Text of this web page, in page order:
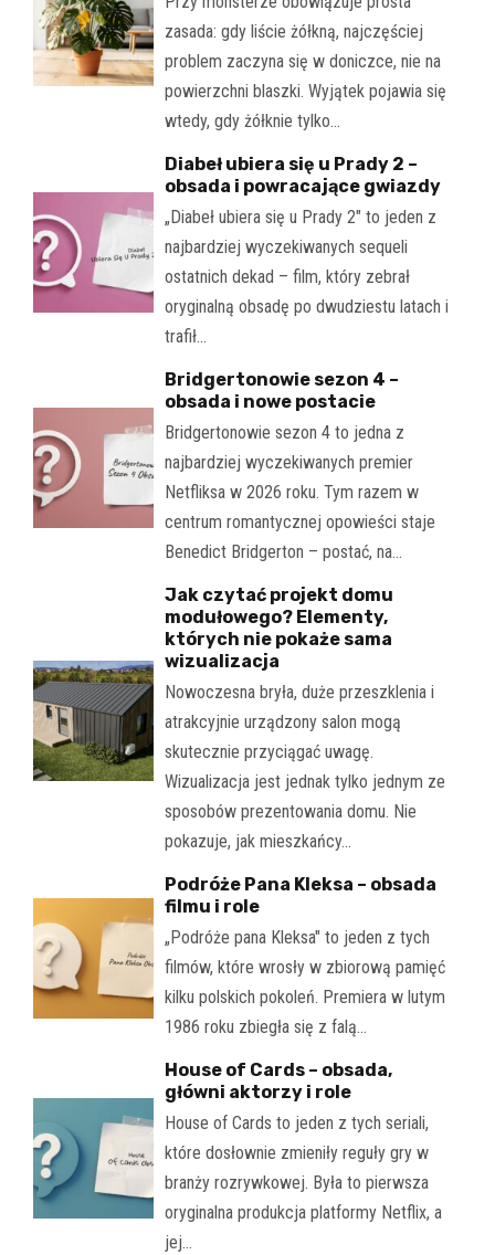
zasada: gdy liście żółkną, najczęściej
problem zaczyna się w doniczce, nie na
powierzchni blaszki. Wyjątek pojawia się
wtedy, gdy żółknie tylko…
Diabeł ubiera się u Prady 2 –
obsada i powracające gwiazdy
„Diabeł ubiera się u Prady 2" to jeden z
najbardziej wyczekiwanych sequeli
ostatnich dekad – film, który zebrał
oryginalną obsadę po dwudziestu latach i
trafił…
Bridgertonowie sezon 4 –
obsada i nowe postacie
Bridgertonowie sezon 4 to jedna z
najbardziej wyczekiwanych premier
Netfliksa w 2026 roku. Tym razem w
centrum romantycznej opowieści staje
Benedict Bridgerton – postać, na…
Jak czytać projekt domu
modułowego? Elementy,
których nie pokaże sama
wizualizacja
Nowoczesna bryła, duże przeszklenia i
atrakcyjnie urządzony salon mogą
skutecznie przyciągać uwagę.
Wizualizacja jest jednak tylko jednym ze
sposobów prezentowania domu. Nie
pokazuje, jak mieszkańcy…
Podróże Pana Kleksa – obsada
filmu i role
„Podróże pana Kleksa" to jeden z tych
filmów, które wrosły w zbiorową pamięć
kilku polskich pokoleń. Premiera w lutym
1986 roku zbiegła się z falą…
House of Cards – obsada,
główni aktorzy i role
House of Cards to jeden z tych seriali,
które dosłownie zmieniły reguły gry w
branży rozrywkowej. Była to pierwsza
oryginalna produkcja platformy Netflix, a
jej…